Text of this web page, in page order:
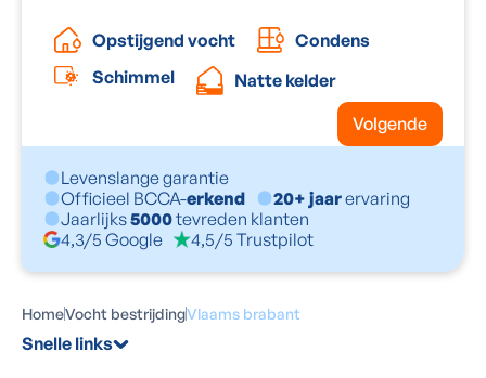
Opstijgend vocht
Condens
Schimmel
Natte kelder
Volgende
Levenslange garantie
Officieel BCCA-erkend 20+ jaarervaring
Jaarlijks5000tevreden klanten
4,3/5 Google
4,5/5 Trustpilot
HomeVocht bestrijdingVlaams brabant
Snelle links